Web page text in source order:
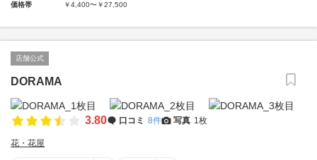
価格帯
￥4,400〜￥27,500
店舗公式
DORAMA
3.80 口コミ 8件 写真 1枚
花・花屋